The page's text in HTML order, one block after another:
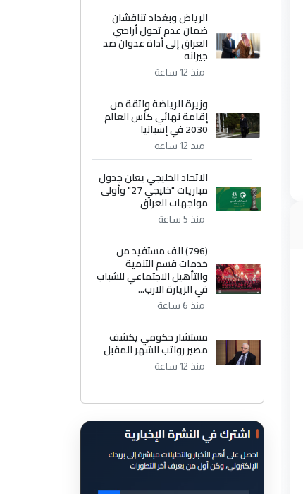
الرياض وبغداد تناقشان
ضمان عدم تحول أراضي
العراق إلى أداة عدوان ضد
جيرانه
منذ 12 ساعة
وزيرة الرياضة واثقة من
إقامة نهائي كأس العالم
2030 في إسبانيا
منذ 12 ساعة
الاتحاد الخليجي يعلن جدول
مباريات "خليجي 27" وأولى
مواجهات العراق
منذ 5 ساعة
(796) الف مستفيد من
خدمات قسم التنمية
والتأهيل الاجتماعي للشباب
في الزيارة الارب...
منذ 6 ساعة
مستشار حكومي يكشف
مصير رواتب الشهر المقبل
منذ 12 ساعة